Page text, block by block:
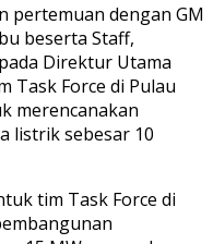
pertemuan dengan GM
beserta Staff,
Direktur Utama
Task Force di Pulau
merencanakan
listrik sebesar 10
tim Task Force di